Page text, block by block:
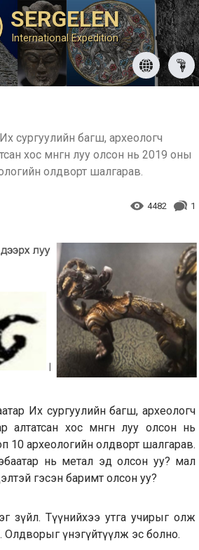
SERGELEN
International Expedition
сургуулийн багш, археологч
хос мөнгөн луу олсон нь 2019 оны
олдворт шалгарав.
4482 1
Их сургуулийн багш, археологч
алтатсан хос мөнгөн луу олсон нь
10 археологийн олдворт шалгарав.
нь метал эд олсон уу? мал
гэсэн баримт олсон уу?
зүйл. Түүнийхээ утга учирыг олж
Олдворыг үнэгүйтүүлж эс болно.